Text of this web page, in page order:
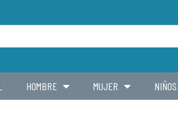
HOMBRE MUJER NIÑOS